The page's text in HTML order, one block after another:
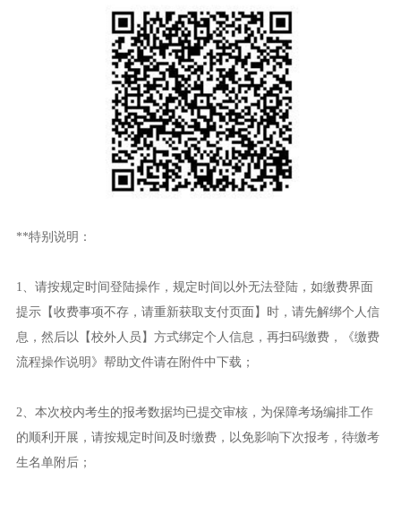
**特别说明：
1、请按规定时间登陆操作，规定时间以外无法登陆，如缴费界面
提示【收费事项不存，请重新获取支付页面】时，请先解绑个人信
息，然后以【校外人员】方式绑定个人信息，再扫码缴费，《缴费
流程操作说明》帮助文件请在附件中下载；
2、本次校内考生的报考数据均已提交审核，为保障考场编排工作
的顺利开展，请按规定时间及时缴费，以免影响下次报考，待缴考
生名单附后；